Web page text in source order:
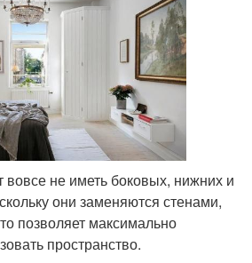
вовсе не иметь боковых, нижних и
они заменяются стенами,
позволяет максимально
пространство.